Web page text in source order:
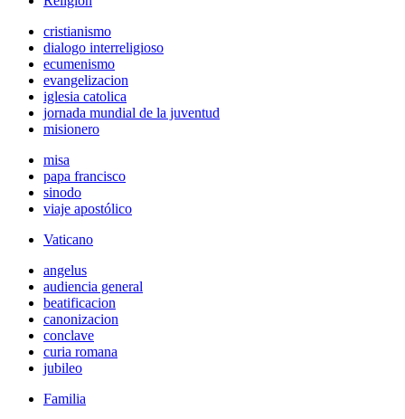
cristianismo
dialogo interreligioso
ecumenismo
evangelizacion
iglesia catolica
jornada mundial de la juventud
misionero
misa
papa francisco
sinodo
viaje apostólico
Vaticano
angelus
audiencia general
beatificacion
canonizacion
conclave
curia romana
jubileo
Familia